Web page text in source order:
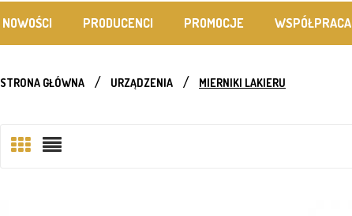
NOWOŚCI PRODUCENCI PROMOCJE WSPÓŁPRACA
STRONA GŁÓWNA URZĄDZENIA MIERNIKI LAKIERU